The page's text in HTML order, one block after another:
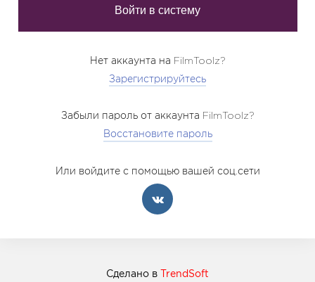
Нет аккаунта на FilmToolz?
Зарегистрируйтесь
Забыли пароль от аккаунта FilmToolz?
Восстановите пароль
Или войдите с помощью вашей соц.сети
Сделано в TrendSoft